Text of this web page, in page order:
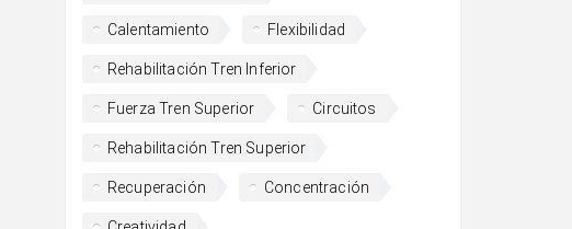
Calentamiento Flexibilidad
Rehabilitación Tren Inferior
Fuerza Tren Superior Circuitos
Rehabilitación Tren Superior
Recuperación Concentración